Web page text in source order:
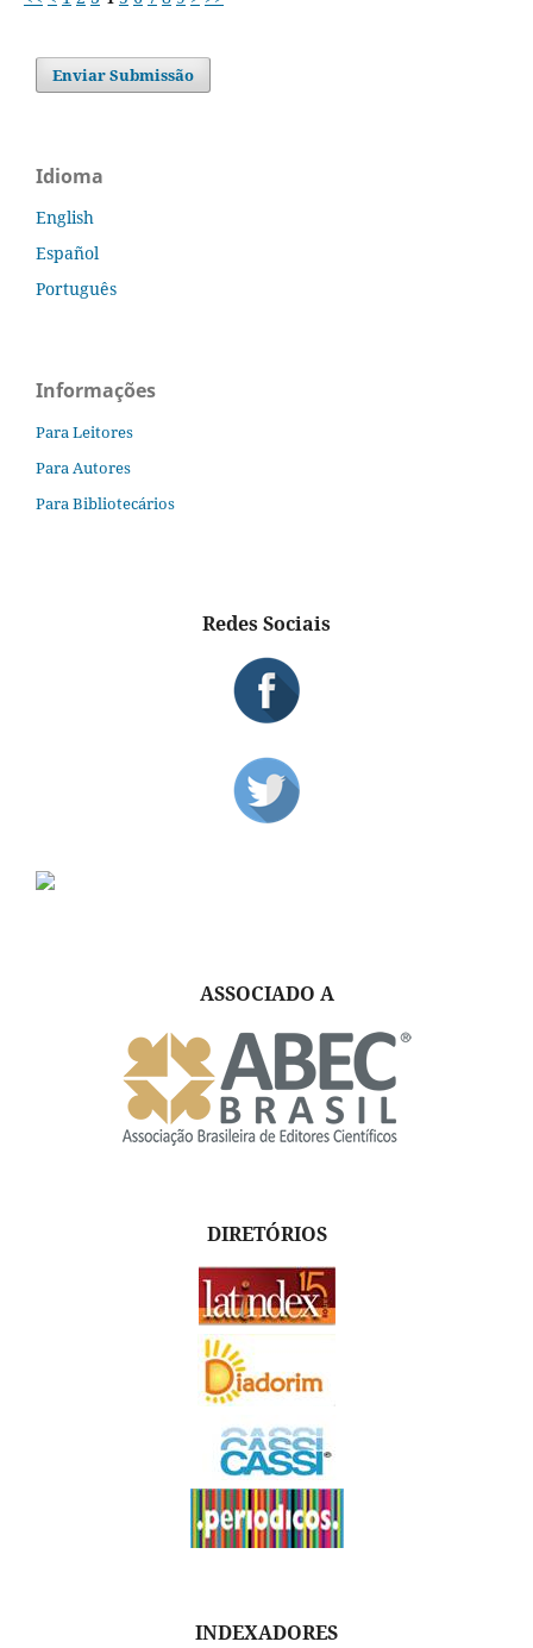
Enviar Submissão
Idioma
English
Español
Português
Informações
Para Leitores
Para Autores
Para Bibliotecários
Redes Sociais
ASSOCIADO A
DIRETÓRIOS
INDEXADORES